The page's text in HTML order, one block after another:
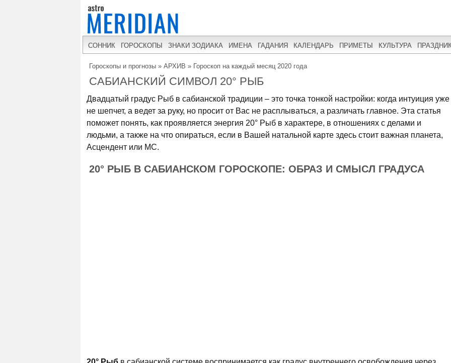
СОННИК ГОРОСКОПЫ ЗНАКИ ЗОДИАКА ИМЕНА ГАДАНИЯ КАЛЕНДАРЬ ПРИМЕТЫ КУЛЬТУРА
Гороскопы и прогнозы » АРХИВ » Гороскоп на каждый месяц 2020 года
САБИАНСКИЙ СИМВОЛ 20° РЫБ
Двадцатый градус Рыб в сабианской традиции – это точка тонкой настройки: когда интуиция уже
не шепчет, а ведет за руку, но просит от Вас не расплываться, а различать главное. Эта статья
поможет понять, как проявляется энергия 20° Рыб в характере, в отношениях с делами и
людьми, а также на что опираться, если в Вашей натальной карте здесь стоит важная планета,
Асцендент или МС.
20° РЫБ В САБИАНСКОМ ГОРОСКОПЕ: ОБРАЗ И СМЫСЛ ГРАДУСА